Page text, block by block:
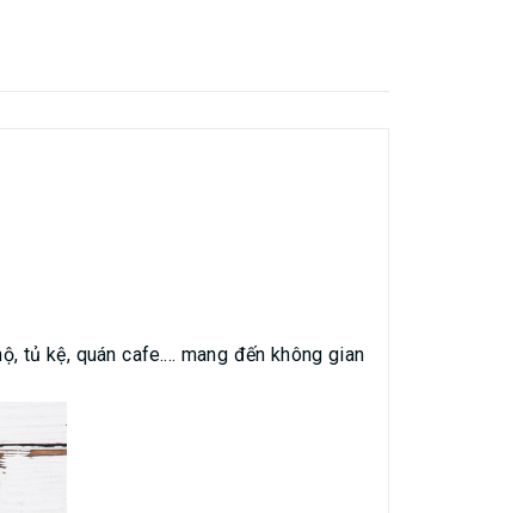
tủ kệ, quán cafe.... mang đến không gian